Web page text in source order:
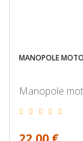
MANOPOLE
Manopole